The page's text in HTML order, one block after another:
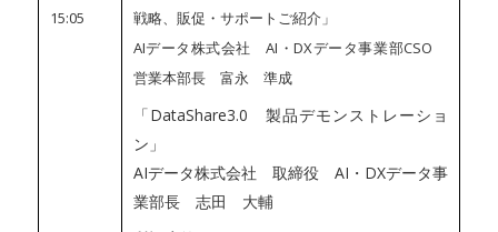
15:05
戦略、販促・サポートご紹介」
AIデータ株式会社 AI・DXデータ事業部CSO
営業本部長 富永 準成
「DataShare3.0 製品デモンストレーショ
ン」
AIデータ株式会社 取締役 AI・DXデータ事
業部長 志田 大輔